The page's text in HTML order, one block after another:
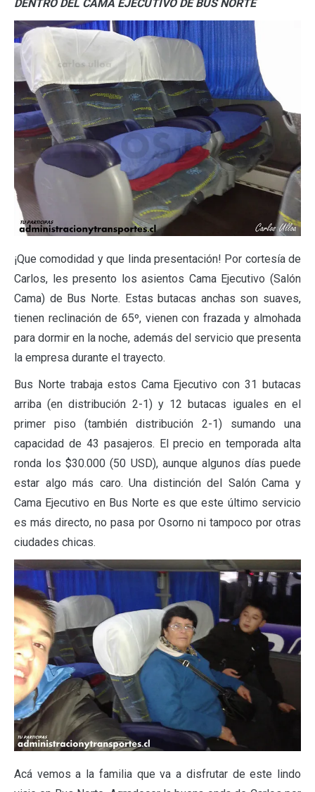
DENTRO DEL CAMA EJECUTIVO DE BUS NORTE
¡Que comodidad y que linda presentación! Por cortesía de
Carlos, les presento los asientos Cama Ejecutivo (Salón
Cama) de Bus Norte. Estas butacas anchas son suaves,
tienen reclinación de 65º, vienen con frazada y almohada
para dormir en la noche, además del servicio que presenta
la empresa durante el trayecto.
Bus Norte trabaja estos Cama Ejecutivo con 31 butacas
arriba (en distribución 2-1) y 12 butacas iguales en el
primer piso (también distribución 2-1) sumando una
capacidad de 43 pasajeros. El precio en temporada alta
ronda los $30.000 (50 USD), aunque algunos días puede
estar algo más caro. Una distinción del Salón Cama y
Cama Ejecutivo en Bus Norte es que este último servicio
es más directo, no pasa por Osorno ni tampoco por otras
ciudades chicas.
Acá vemos a la familia que va a disfrutar de este lindo